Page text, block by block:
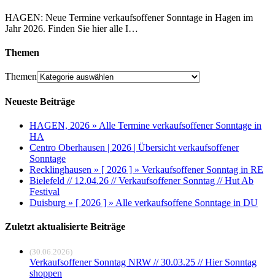
HAGEN: Neue Termine verkaufsoffener Sonntage in Hagen im
Jahr 2026. Finden Sie hier alle I…
Themen
Themen
Neueste Beiträge
HAGEN, 2026 » Alle Termine verkaufsoffener Sonntage in
HA
Centro Oberhausen | 2026 | Übersicht verkaufsoffener
Sonntage
Recklinghausen » [ 2026 ] » Verkaufsoffener Sonntag in RE
Bielefeld // 12.04.26 // Verkaufsoffener Sonntag // Hut Ab
Festival
Duisburg » [ 2026 ] » Alle verkaufsoffene Sonntage in DU
Zuletzt aktualisierte Beiträge
(30.06.2026)
Verkaufsoffener Sonntag NRW // 30.03.25 // Hier Sonntag
shoppen